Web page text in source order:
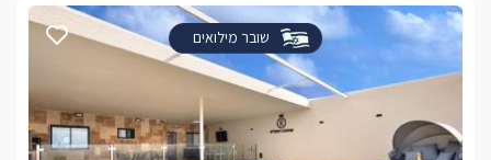
שובר מילואים